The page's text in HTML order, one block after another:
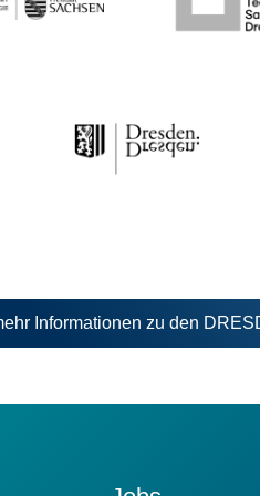
Informationen zu den